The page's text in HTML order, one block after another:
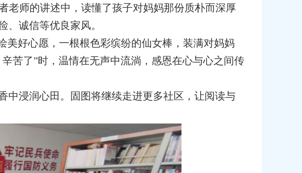
老师的讲述中，读懂了孩子对妈妈那份质朴而深厚
诚信等优良家风。
美好心愿，一根根色彩缤纷的仙女棒，装满对妈妈
苦了”时，温情在无声中流淌，感恩在心与心之间传
浸润心田。固图将继续走进更多社区，让阅读与